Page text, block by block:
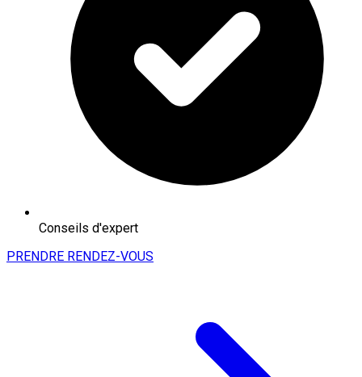
Conseils d'expert
PRENDRE RENDEZ-VOUS